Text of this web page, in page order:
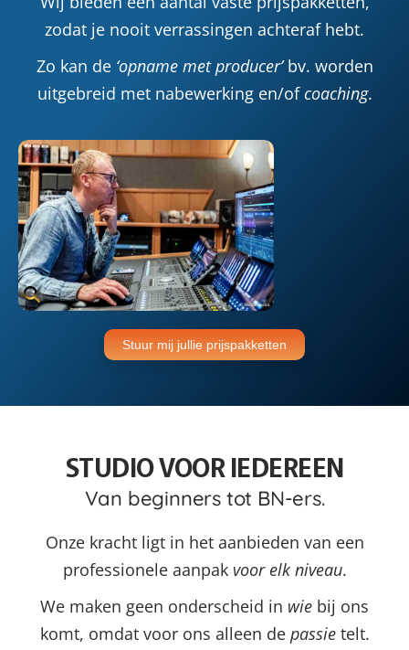
zodat je nooit verrassingen achteraf hebt.
Zo kan de ‘opname met producer’bv. worden
uitgebreid met nabewerking en/of coaching.
Stuur mij jullie prijspakketten
STUDIO VOOR IEDEREEN
Van beginners tot BN-ers.
Onze kracht ligt in het aanbieden van een
professionele aanpak voor elk niveau.
We maken geen onderscheid in wie bij ons
komt, omdat voor ons alleen de passietelt.